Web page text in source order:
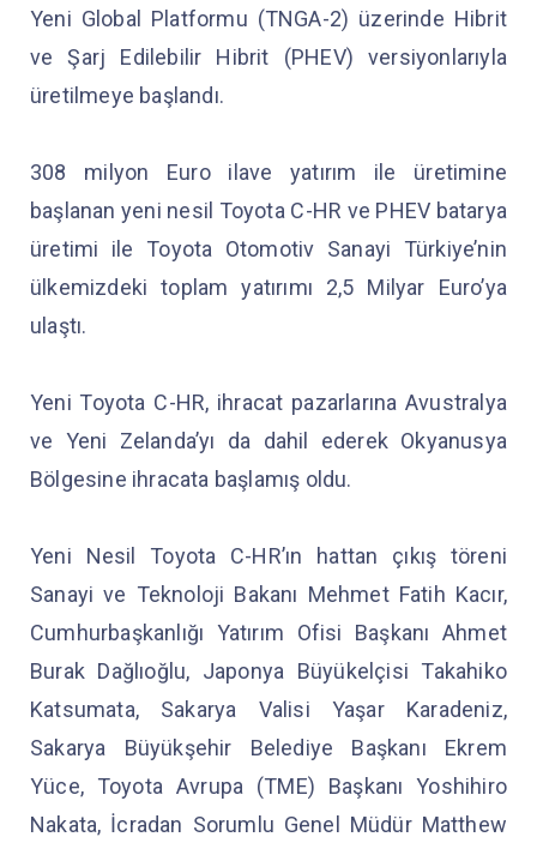
Yeni Global Platformu (TNGA-2) üzerinde Hibrit
ve Şarj Edilebilir Hibrit (PHEV) versiyonlarıyla
üretilmeye başlandı.
308 milyon Euro ilave yatırım ile üretimine
başlanan yeni nesil Toyota C-HR ve PHEV batarya
üretimi ile Toyota Otomotiv Sanayi Türkiye’nin
ülkemizdeki toplam yatırımı 2,5 Milyar Euro’ya
ulaştı.
Yeni Toyota C-HR, ihracat pazarlarına Avustralya
ve Yeni Zelanda’yı da dahil ederek Okyanusya
Bölgesine ihracata başlamış oldu.
Yeni Nesil Toyota C-HR’ın hattan çıkış töreni
Sanayi ve Teknoloji Bakanı Mehmet Fatih Kacır,
Cumhurbaşkanlığı Yatırım Ofisi Başkanı Ahmet
Burak Dağlıoğlu, Japonya Büyükelçisi Takahiko
Katsumata, Sakarya Valisi Yaşar Karadeniz,
Sakarya Büyükşehir Belediye Başkanı Ekrem
Yüce, Toyota Avrupa (TME) Başkanı Yoshihiro
Nakata, İcradan Sorumlu Genel Müdür Matthew